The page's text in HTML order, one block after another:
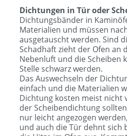
Dichtungen in Tür oder
Dichtungsbänder in
Materialien und müssen
ausgetauscht werden. Sind
Schadhaft zieht der Ofen an
Nebenluft und die Scheiben
Stelle schwarz werden.
Das Auswechseln der
einfach und die Materialien
Dichtung kosten meist nicht
der Scheibendichtung
nur leicht angezogen
und auch die Tür dehnt sich